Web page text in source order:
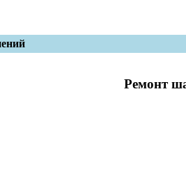
Ремонт